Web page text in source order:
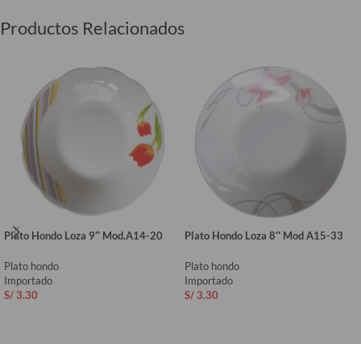
Productos Relacionados
Plato Hondo Loza 9″ Mod.A14-20
Plato hondo
Importado
S/ 3.30
Plato Hondo Loza 8″ Mod A15-33
Plato hondo
Importado
S/ 3.30